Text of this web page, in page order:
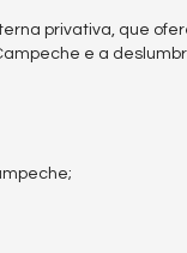
privativa, que
e a